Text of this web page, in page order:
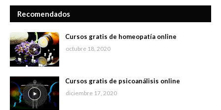
Recomendados
Cursos gratis de homeopatía online
octubre 18, 2020
Cursos gratis de psicoanálisis online
diciembre 17, 2020